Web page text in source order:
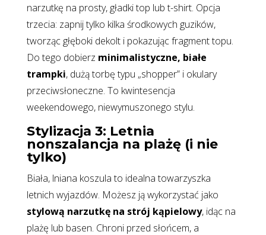
narzutkę na prosty, gładki top lub t-shirt. Opcja
trzecia: zapnij tylko kilka środkowych guzików,
tworząc głęboki dekolt i pokazując fragment topu.
Do tego dobierz minimalistyczne, białe
trampki, dużą torbę typu „shopper” i okulary
przeciwsłoneczne. To kwintesencja
weekendowego, niewymuszonego stylu.
Stylizacja 3: Letnia
nonszalancja na plażę (i nie
tylko)
Biała, lniana koszula to idealna towarzyszka
letnich wyjazdów. Możesz ją wykorzystać jako
stylową narzutkę na strój kąpielowy, idąc na
plażę lub basen. Chroni przed słońcem, a